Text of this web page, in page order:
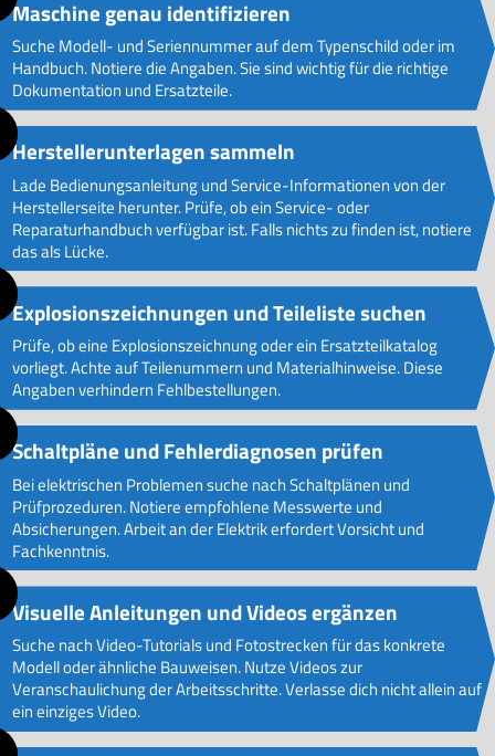
Maschine genau identifizieren
Suche Modell- und Seriennummer auf dem Typenschild oder im
Handbuch. Notiere die Angaben. Sie sind wichtig für die richtige
Dokumentation und Ersatzteile.
Herstellerunterlagen sammeln
Lade Bedienungsanleitung und Service-Informationen von der
Herstellerseite herunter. Prüfe, ob ein Service- oder
Reparaturhandbuch verfügbar ist. Falls nichts zu finden ist, notiere
das als Lücke.
Explosionszeichnungen und Teileliste suchen
Prüfe, ob eine Explosionszeichnung oder ein Ersatzteilkatalog
vorliegt. Achte auf Teilenummern und Materialhinweise. Diese
Angaben verhindern Fehlbestellungen.
Schaltpläne und Fehlerdiagnosen prüfen
Bei elektrischen Problemen suche nach Schaltplänen und
Prüfprozeduren. Notiere empfohlene Messwerte und
Absicherungen. Arbeit an der Elektrik erfordert Vorsicht und
Fachkenntnis.
Visuelle Anleitungen und Videos ergänzen
Suche nach Video-Tutorials und Fotostrecken für das konkrete
Modell oder ähnliche Bauweisen. Nutze Videos zur
Veranschaulichung der Arbeitsschritte. Verlasse dich nicht allein auf
ein einziges Video.